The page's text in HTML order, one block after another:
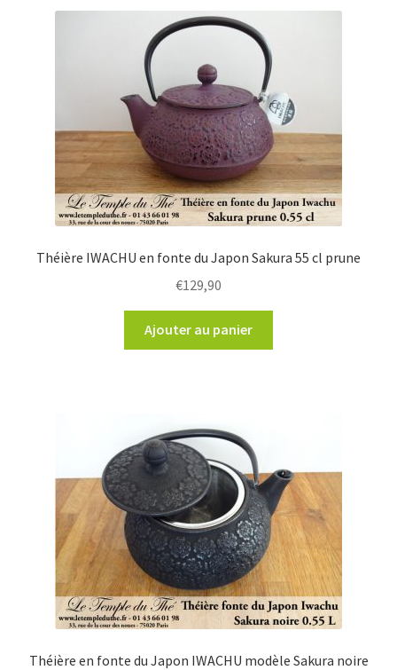
Théière IWACHU en fonte du Japon Sakura 55 cl prune
€129,90
Ajouter au panier
Théière en fonte du Japon IWACHU modèle Sakura noire